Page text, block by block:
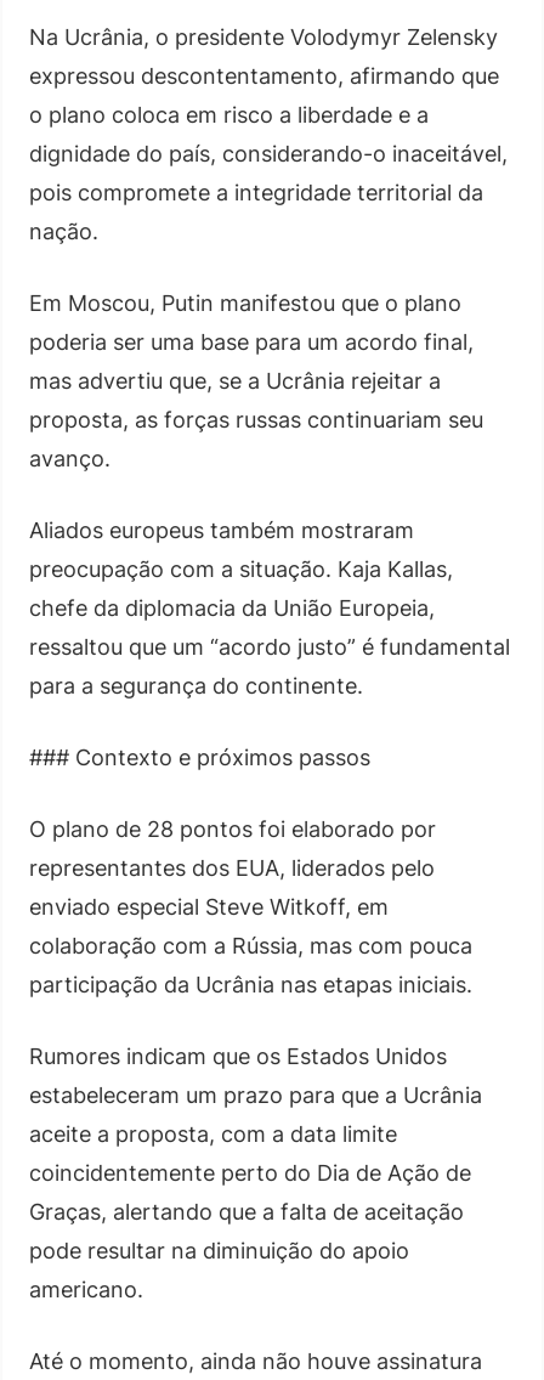
Na Ucrânia, o presidente Volodymyr Zelensky
expressou descontentamento, afirmando que
o plano coloca em risco a liberdade e a
dignidade do país, considerando-o inaceitável,
pois compromete a integridade territorial da
nação.
Em Moscou, Putin manifestou que o plano
poderia ser uma base para um acordo final,
mas advertiu que, se a Ucrânia rejeitar a
proposta, as forças russas continuariam seu
avanço.
Aliados europeus também mostraram
preocupação com a situação. Kaja Kallas,
chefe da diplomacia da União Europeia,
ressaltou que um “acordo justo” é fundamental
para a segurança do continente.
### Contexto e próximos passos
O plano de 28 pontos foi elaborado por
representantes dos EUA, liderados pelo
enviado especial Steve Witkoff, em
colaboração com a Rússia, mas com pouca
participação da Ucrânia nas etapas iniciais.
Rumores indicam que os Estados Unidos
estabeleceram um prazo para que a Ucrânia
aceite a proposta, com a data limite
coincidentemente perto do Dia de Ação de
Graças, alertando que a falta de aceitação
pode resultar na diminuição do apoio
americano.
Até o momento, ainda não houve assinatura